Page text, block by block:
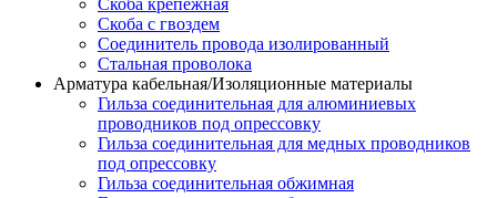
Скоба крепежная
Скоба с гвоздем
Соединитель провода изолированный
Стальная проволока
Арматура кабельная/Изоляционные материалы
Гильза соединительная для алюминиевых
проводников под опрессовку
Гильза соединительная для медных проводников
под опрессовку
Гильза соединительная обжимная